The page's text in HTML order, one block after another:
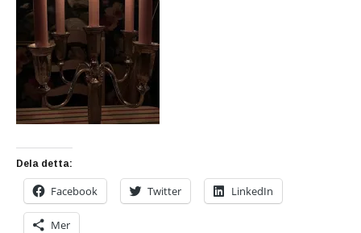
Dela detta:
Facebook Twitter LinkedIn
Mer